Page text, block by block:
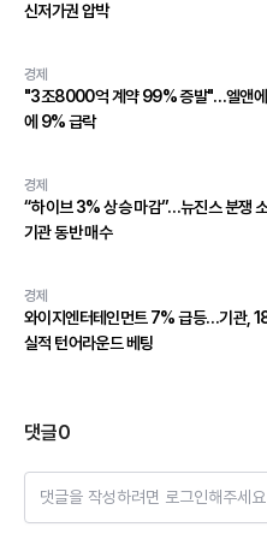
신저가권 압박
경제
"3조8000억 계약 99% 증발"…엘앤에
에 9% 급락
경제
“하이브 3% 상승 마감”…뉴진스 분쟁
기관 동반 매수
경제
와이지엔터테인먼트 7% 급등…기관,
실적 턴어라운드 베팅
댓글0
댓글을 작성하려면 로그인해주세요